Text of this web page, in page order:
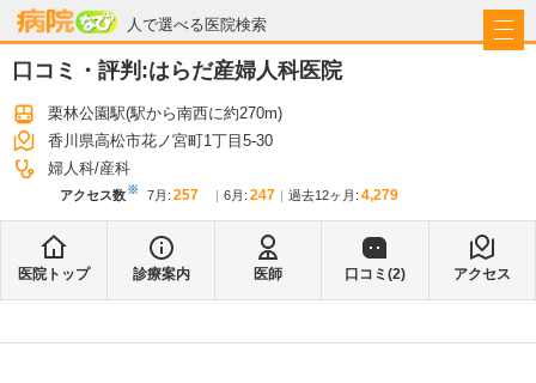
人で選べる医院検索
病院なび
口コミ・評判:はらだ産婦人科医院
栗林公園駅(駅から南西に約270m)
香川県高松市花ノ宮町1丁目5-30
婦人科 産科
アクセス数※ 7月 : 257 6月 : 247 過去12ヶ月: 4,279
医院トップ 診療案内 医師 口コミ(2) アクセス